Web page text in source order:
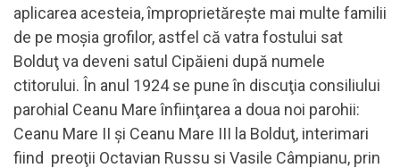
aplicarea acesteia, împroprietăreşte mai multe familii
de pe moşia grofilor, astfel că vatra fostului sat
Bolduţ va deveni satul Cipăieni după numele
ctitorului. În anul 1924 se pune în discuţia consiliului
parohial Ceanu Mare înfiinţarea a doua noi parohii:
Ceanu Mare II şi Ceanu Mare III la Bolduţ, interimari
fiind preoţii Octavian Russu si Vasile Câmpianu, prin